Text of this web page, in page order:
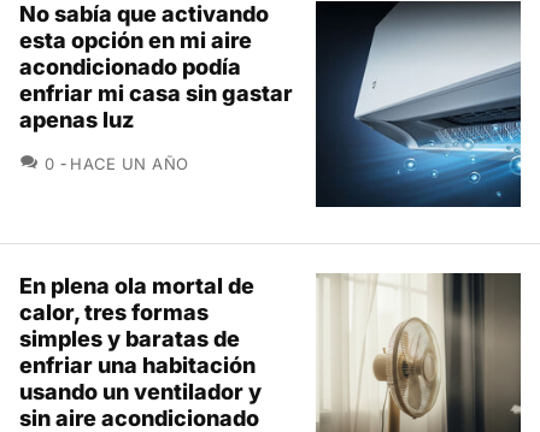
No sabía que activando
esta opción en mi aire
acondicionado podía
enfriar mi casa sin gastar
apenas luz
0 COMENTARIOS
HACE UN AÑO
En plena ola mortal de
calor, tres formas
simples y baratas de
enfriar una habitación
usando un ventilador y
sin aire acondicionado